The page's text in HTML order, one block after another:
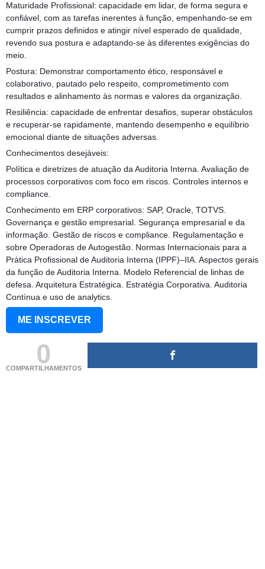
Maturidade Profissional: capacidade em lidar, de forma segura e
confiável, com as tarefas inerentes à função, empenhando-se em
cumprir prazos definidos e atingir nível esperado de qualidade,
revendo sua postura e adaptando-se às diferentes exigências do
meio.
Postura: Demonstrar comportamento ético, responsável e
colaborativo, pautado pelo respeito, comprometimento com
resultados e alinhamento às normas e valores da organização.
Resiliência: capacidade de enfrentar desafios, superar obstáculos
e recuperar-se rapidamente, mantendo desempenho e equilíbrio
emocional diante de situações adversas.
Conhecimentos desejáveis:
Política e diretrizes de atuação da Auditoria Interna. Avaliação de
processos corporativos com foco em riscos. Controles internos e
compliance.
Conhecimento em ERP corporativos: SAP, Oracle, TOTVS.
Governança e gestão empresarial. Segurança empresarial e da
informação. Gestão de riscos e compliance. Regulamentação e
sobre Operadoras de Autogestão. Normas Internacionais para a
Prática Profissional de Auditoria Interna (IPPF)–IIA. Aspectos gerais
da função de Auditoria Interna. Modelo Referencial de linhas de
defesa. Arquitetura Estratégica. Estratégia Corporativa. Auditoria
Contínua e uso de analytics.
ME INSCREVER
0
COMPARTILHAMENTOS